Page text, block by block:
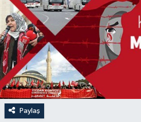
Paylaş
Sivil Toplum
Siyaset
Spor
Tarım
Turizm